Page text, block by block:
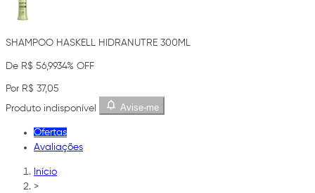
SHAMPOO HASKELL HIDRANUTRE 300ML
De R$ 56,9934% OFF
Por R$ 37,05
Produto indisponível
Avise-me
Ofertas
Avaliações
Início
>